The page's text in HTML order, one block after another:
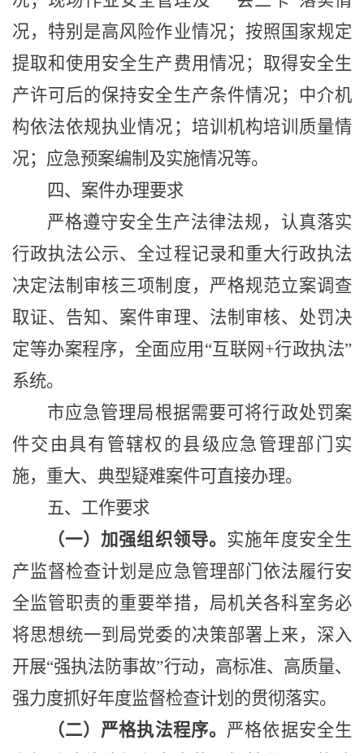
况，特别是高风险作业情况；按照国家规定
提取和使用安全生产费用情况；取得安全生
产许可后的保持安全生产条件情况；中介机
构依法依规执业情况；培训机构培训质量情
况；应急预案编制及实施情况等。
四、案件办理要求
严格遵守安全生产法律法规，认真落实
行政执法公示、全过程记录和重大行政执法
决定法制审核三项制度，严格规范立案调查
取证、告知、案件审理、法制审核、处罚决
定等办案程序，全面应用 “互联网 +行政执法”
系统。
市应急管理局根据需要可将行政处罚案
件交由具有管辖权的县级应急管理部门实
施，重大、典型疑难案件可直接办理。
五、工作要求
（一）加强组织领导。 实施年度安全生
产监督检查计划是应急管理部门依法履行安
全监管职责的重要举措，局机关各科室务必
将思想统一到局党委的决策部署上来，深入
开展“强执法防事故”行动，高标准、高质量、
强力度抓好年度监督检查计划的贯彻落实。
（二）严格执法程序。 严格依据安全生